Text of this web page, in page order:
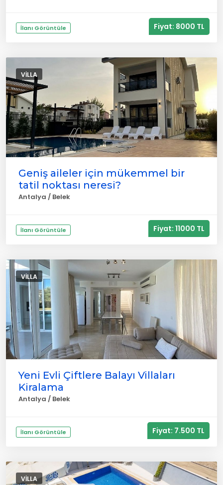
İlanı Görüntüle Fiyat: 8000 TL
VILLA
Geniş aileler için mükemmel bir
tatil noktası neresi?
Antalya / Belek
İlanı Görüntüle Fiyat: 11000 TL
VILLA
Yeni Evli Çiftlere Balayı Villaları
Kiralama
Antalya / Belek
İlanı Görüntüle Fiyat: 7.500 TL
VILLA